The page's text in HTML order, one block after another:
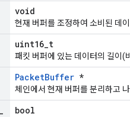
void
현재 버퍼를 조정하여 소비된 데
uint16_t
패킷 버퍼에 있는 데이터의 길이(
PacketBuffer *
체인에서 현재 버퍼를 분리하고
bool